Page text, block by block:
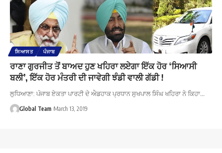
ਸਿਆਸਤ ਪੰਜਾਬ
ਰਾਣਾ ਗੁਰਜੀਤ ਤੋਂ ਬਾਅਦ ਹੁਣ ਖਹਿਰਾ ਲਏਗਾ ਇੱਕ ਹੋਰ ‘ਸਿਆਸੀ
ਬਲੀ’, ਇੱਕ ਹੋਰ ਮੰਤਰੀ ਦੀ ਜਾਵੇਗੀ ਝੰਡੀ ਵਾਲੀ ਗੱਡੀ !
ਲੁਧਿਆਣਾ: ਪੰਜਾਬ ਏਕਤਾ ਪਾਰਟੀ ਦੇ ਐਡਹਾਕ ਪ੍ਰਧਾਨ ਸੁਖਪਾਲ ਸਿੰਘ ਖਹਿਰਾ ਨੇ ਕਿਹਾ…
Global Team March 13, 2019